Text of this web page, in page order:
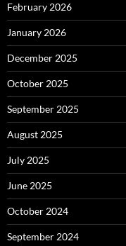
February 2026
January 2026
December 2025
October 2025
September 2025
August 2025
July 2025
June 2025
October 2024
September 2024